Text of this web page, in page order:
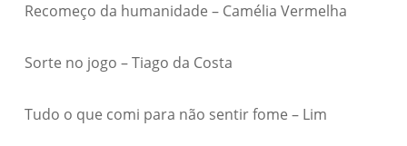
Recomeço da humanidade – Camélia Vermelha
Sorte no jogo – Tiago da Costa
Tudo o que comi para não sentir fome – Lim